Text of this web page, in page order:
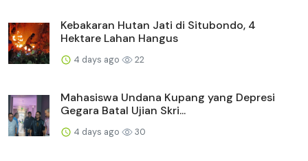
Kebakaran Hutan Jati di Situbondo, 4
Hektare Lahan Hangus
4 days ago 22
Mahasiswa Undana Kupang yang Depresi
Gegara Batal Ujian Skri...
4 days ago 30